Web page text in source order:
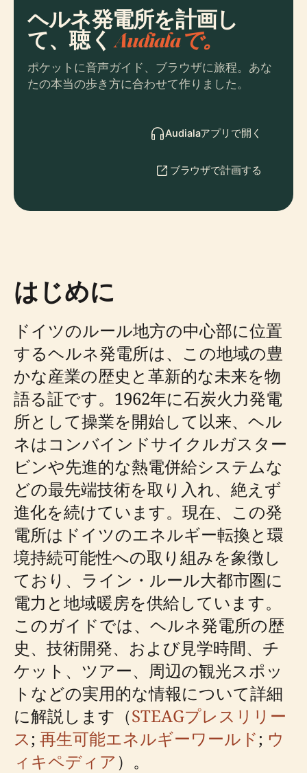
ヘルネ発電所を計画し
て、聴くAudialaで。
ポケットに音声ガイド、ブラウザに旅程。あな
たの本当の歩き方に合わせて作りました。
Audialaアプリで開く
ブラウザで計画する
はじめに
ドイツのルール地方の中心部に位置
するヘルネ発電所は、この地域の豊
かな産業の歴史と革新的な未来を物
語る証です。1962年に石炭火力発電
所として操業を開始して以来、ヘル
ネはコンバインドサイクルガスター
ビンや先進的な熱電併給システムな
どの最先端技術を取り入れ、絶えず
進化を続けています。現在、この発
電所はドイツのエネルギー転換と環
境持続可能性への取り組みを象徴し
ており、ライン・ルール大都市圏に
電力と地域暖房を供給しています。
このガイドでは、ヘルネ発電所の歴
史、技術開発、および見学時間、チ
ケット、ツアー、周辺の観光スポッ
トなどの実用的な情報について詳細
に解説します（STEAGプレスリリー
ス; 再生可能エネルギーワールド; ウ
ィキペディア）。